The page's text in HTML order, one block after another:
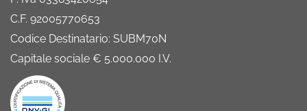
C.F. 92005770653
Codice Destinatario: SUBM70N
Capitale sociale € 5.000.000 I.V.